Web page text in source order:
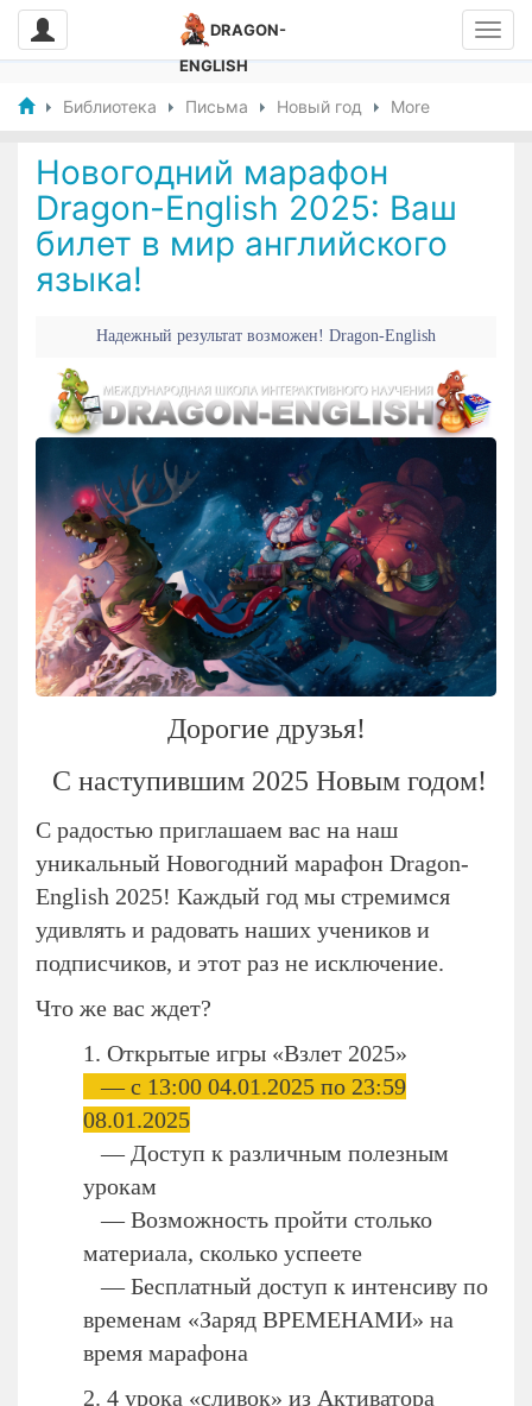
DRAGON-
ENGLISH
Библиотека Письма Новый год More
Новогодний марафон
Dragon-English 2025: Ваш
билет в мир английского
языка!
Надежный результат возможен! Dragon-English
Дорогие друзья!
С наступившим 2025 Новым годом!
С радостью приглашаем вас на наш
уникальный Новогодний марафон Dragon-
English 2025! Каждый год мы стремимся
удивлять и радовать наших учеников и
подписчиков, и этот раз не исключение.
Что же вас ждет?
1. Открытые игры «Взлет 2025»
— с 13:00 04.01.2025 по 23:59
08.01.2025
— Доступ к различным полезным
урокам
— Возможность пройти столько
материала, сколько успеете
— Бесплатный доступ к интенсиву по
временам «Заряд ВРЕМЕНАМИ» на
время марафона
2. 4 урока «сливок» из Активатора